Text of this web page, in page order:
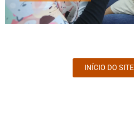
INÍCIO DO SITE